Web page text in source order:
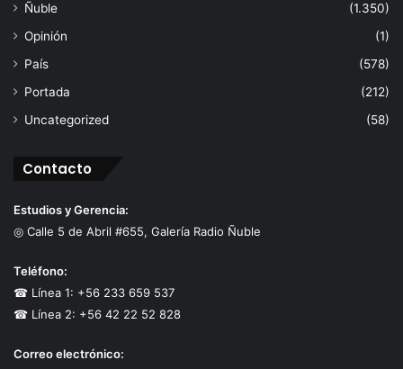
Ñuble
(1.350)
Opinión
(1)
País
(578)
Portada
(212)
Uncategorized
(58)
Contacto
Estudios y Gerencia:
◎ Calle 5 de Abril #655, Galería Radio Ñuble
Teléfono:
☎ Línea 1: +56 233 659 537
☎ Línea 2: +56 42 22 52 828
Correo electrónico: